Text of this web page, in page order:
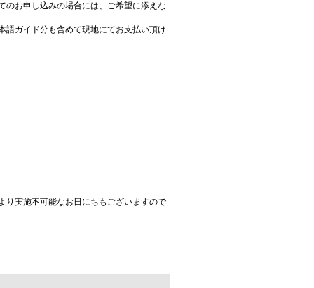
のお申し込みの場合には、ご希望に添えな
語ガイド分も含めて現地にてお支払い頂け
り実施不可能なお日にちもございますので